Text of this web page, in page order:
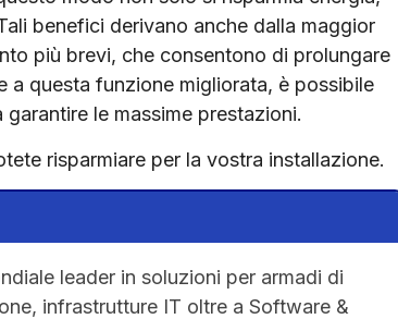
benefici derivano anche dalla maggior
più brevi, che consentono di prolungare
a questa funzione migliorata, è possibile
le massime prestazioni.
risparmiare per la vostra installazione.
leader in soluzioni per armadi di
infrastrutture IT oltre a Software &